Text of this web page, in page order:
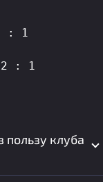
: 1
2 : 1
пользу клуба